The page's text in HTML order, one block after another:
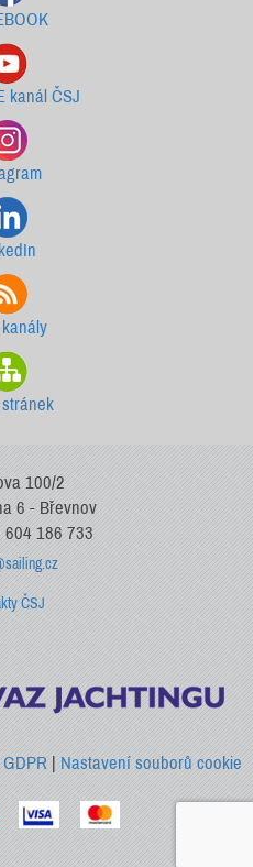
kanál ČSJ
100/2
6 - Břevnov
604 186 733
ČSJ
GDPR |Nastavení souborů cookie